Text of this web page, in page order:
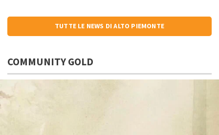
TUTTE LE NEWS DI ALTO PIEMONTE
COMMUNITY GOLD